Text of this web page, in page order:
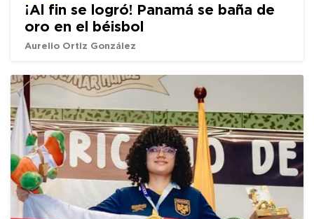
¡Al fin se logró! Panamá se baña de
oro en el béisbol
Aurelio Ortiz González